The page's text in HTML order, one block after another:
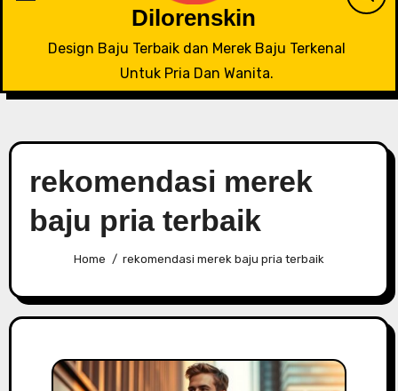
Dilorenskin
Design Baju Terbaik dan Merek Baju Terkenal
Untuk Pria Dan Wanita.
rekomendasi merek
baju pria terbaik
Home rekomendasi merek baju pria terbaik